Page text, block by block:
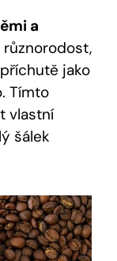
a
jako
Tímto
vlastní
šálek